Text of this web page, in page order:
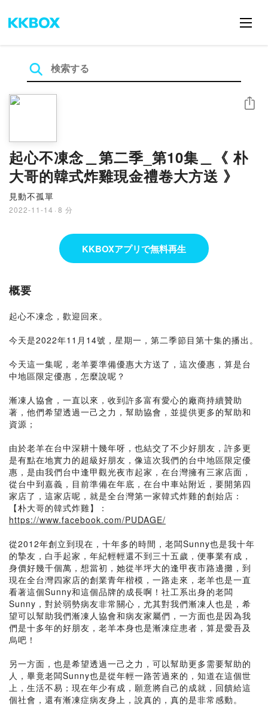
起心不凍念＿第二季_第10集＿《 朴
大哥的韓式炸雞現金禮卷大方送 》
見動不孤單
2022-11-14 · 8 分
シェア
KKBOXアプリで無料再生
概要
起心不凍念，歡迎回來。
今天是2022年11月14號，星期一，第二季節目第十集的播出。
今天這一集呢，老羊要準備優惠大方送了，這次優惠，算是台
中地區限定優惠，怎麼說呢？
漸凍人協會，一直以來，收到許多富有愛心的廠商持續贊助
著，他們希望透過一己之力，幫助協會，並提供更多的幫助和
資源；
由於老羊在台中深耕十幾年呀，也結交了不少好朋友，許多更
是有點在地實力的超級好朋友，像這次我們的台中地區限定優
惠，是由我們台中逢甲觀光夜市起家，在台灣擁有三家店面，
從台中到嘉義，目前準備在年底，在台中車站附近，要開第四
家店了，這家店呢，就是全台灣第一家韓式炸雞的創始店：
【朴大哥的韓式炸雞】：
https://www.facebook.com/PUDAGE/
從2012年創立到現在，十年多的時間，老闆Sunny也是我十年
的摯友，白手起家，年紀輕輕還不到三十五歲，便事業有成，
身價好幾千個萬，想當初，她從半坪大的逢甲夜市路邊攤，到
現在全台灣四家店的創業青年楷模，一路走來，老羊也是一直
看著這個Sunny和這個品牌的成長啊！社工系出身的老闆
Sunny，對於弱勢病友非常關心，尤其對我們漸凍人也是，希
望可以幫助我們漸凍人協會和病友家屬們，一方面也是因為我
們是十多年的好朋友，老羊本身也是漸凍症患者，算是愛吾及
烏吧！
另一方面，也是希望透過一己之力，可以幫助更多需要幫助的
人，畢竟老闆Sunny也是從年輕一路苦過來的，知道在這個世
上，生活不易；現在年少有成，願意將自己的成就，回饋給這
個社會，還有漸凍症病友身上，說真的，真的是非常感動。